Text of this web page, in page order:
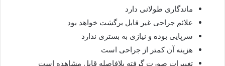
ماندگاری طولانی دارد
علائم جراحی غیر قابل برگشت خواهد بود
سرپایی بوده و نیازی به بستری ندارد
هزینه آن کمتر از جراحی است
تغییرات صورت گرفته بلافاصله قابل مشاهده است